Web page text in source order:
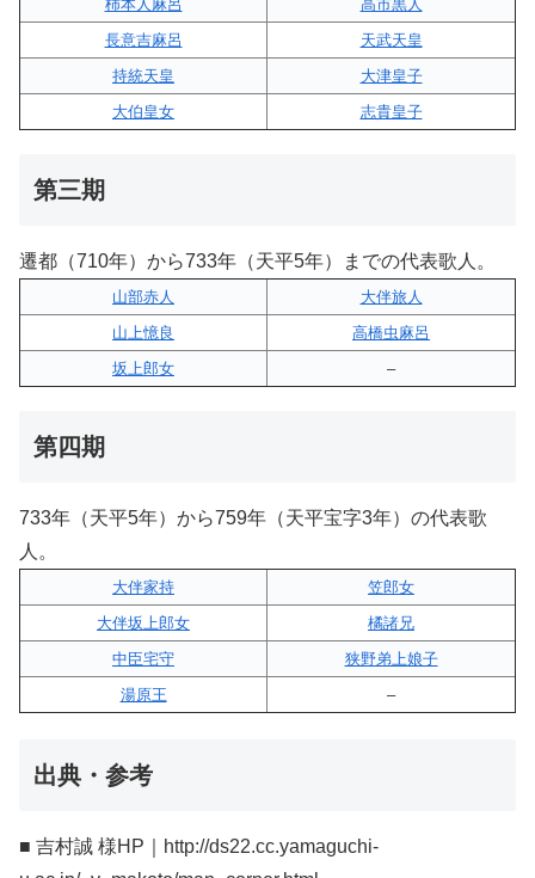
柿本人麻呂
高市黒人
長意吉麻呂
天武天皇
持統天皇
大津皇子
大伯皇女
志貴皇子
第三期
遷都（710年）から733年（天平5年）までの代表歌人。
山部赤人
大伴旅人
山上憶良
高橋虫麻呂
坂上郎女
–
第四期
733年（天平5年）から759年（天平宝字3年）の代表歌
人。
大伴家持
笠郎女
大伴坂上郎女
橘諸兄
中臣宅守
狭野弟上娘子
湯原王
–
出典・参考
■ 吉村誠 様HP｜http://ds22.cc.yamaguchi-